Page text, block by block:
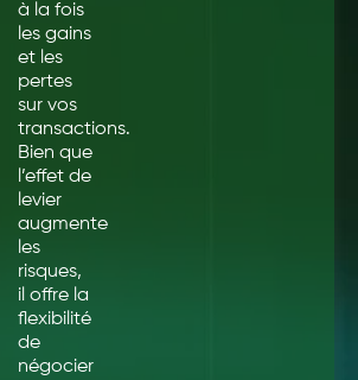
à la fois
les gains
et les
pertes
sur vos
transactions.
Bien que
l’effet de
levier
augmente
les
risques,
il offre la
flexibilité
de
négocier